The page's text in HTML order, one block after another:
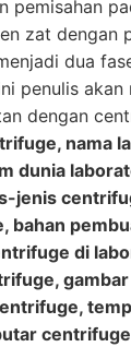
pemisahan
zat dengan
dua
penulis akan
dengan
nama
dunia
jenis
bahan
di
centrifuge